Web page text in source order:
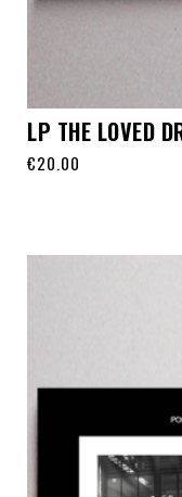
LP THE LOVED
€20.00